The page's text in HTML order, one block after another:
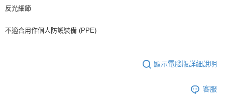
反光細節
不適合用作個人防護裝備 (PPE)
顯示電腦版詳細說明
客服